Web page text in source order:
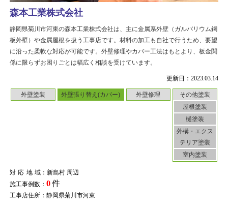
更新日：2023.03.14
外壁塗装 外壁張り替え(カバー) 外壁修理
その他塗装
屋根塗装
樋塗装
外構・エクス
テリア塗装
室内塗装
対応地域：新島村 周辺
施工事例数： 0件
工事店住所：静岡県菊川市河東
森本工業株式会社
静岡県菊川市河東の森本工業株式会社は、主に金属系外壁（ガルバリウム鋼
板外壁）や金属屋根を扱う工事店です。材料の加工も自社で行うため、要望
に沿った柔軟な対応が可能です。外壁修理やカバー工法はもとより、板金関
係に限らずお困りごとは幅広く相談を受けています。